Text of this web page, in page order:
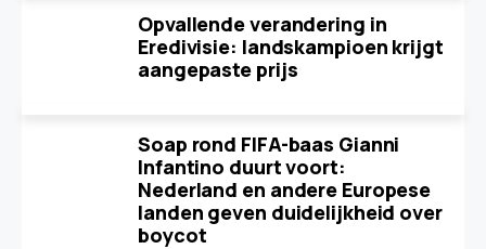
Opvallende verandering in
Eredivisie: landskampioen krijgt
aangepaste prijs
Soap rond FIFA-baas Gianni
Infantino duurt voort:
Nederland en andere Europese
landen geven duidelijkheid over
boycot